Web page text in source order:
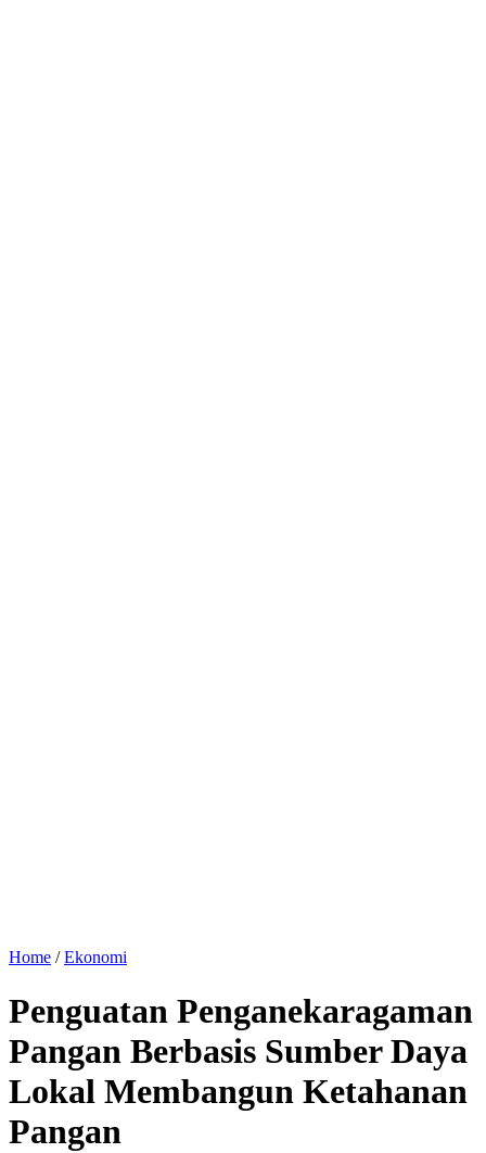
Home /Ekonomi
Penguatan Penganekaragaman
Pangan Berbasis Sumber Daya
Lokal Membangun Ketahanan
Pangan